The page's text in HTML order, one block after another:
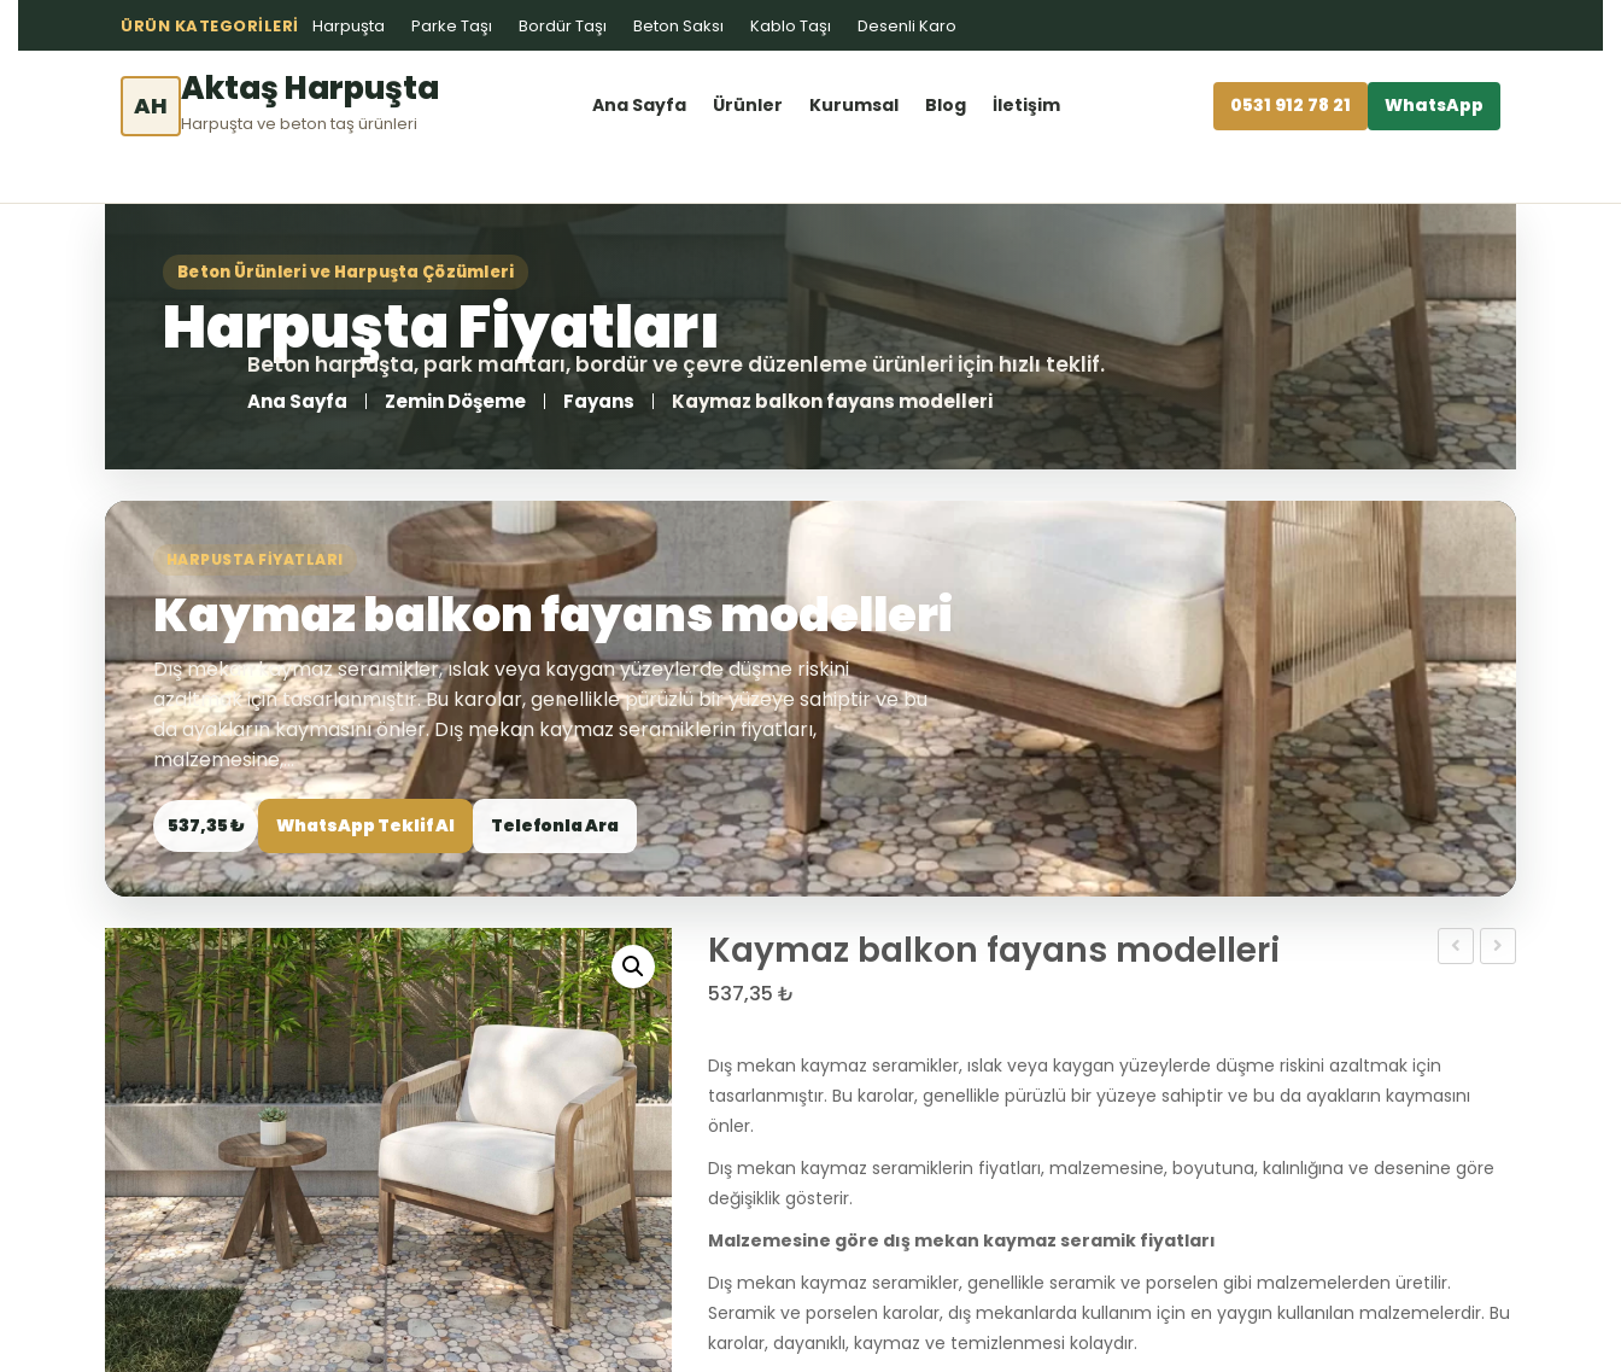
ÜRÜN KATEGORILERI Harpuşta Parke Taşı Bordür Taşı Beton Saksı Kablo Taşı Desenli Karo
AH Aktaş Harpuşta
Harpuşta ve beton taş ürünleri
Ana Sayfa Ürünler Kurumsal Blog İletişim 0531 912 78 21 WhatsApp
Ana Sayfa Zemin Döşeme Fayans Kaymaz balkon fayans modelleri
HARPUSTA FIYATLARI
Kaymaz balkon fayans modelleri
Dış mekan kaymaz seramikler, ıslak veya kaygan yüzeylerde düşme riskini
azaltmak için tasarlanmıştır. Bu karolar, genellikle pürüzlü bir yüzeye sahiptir ve bu
da ayakların kaymasını önler. Dış mekan kaymaz seramiklerin fiyatları,
malzemesine,...
537,35 ₺ WhatsApp Teklif Al Telefonla Ara
Kaymaz balkon fayans modelleri
537,35 ₺
Dış mekan kaymaz seramikler, ıslak veya kaygan yüzeylerde düşme riskini azaltmak için
tasarlanmıştır. Bu karolar, genellikle pürüzlü bir yüzeye sahiptir ve bu da ayakların kaymasını
önler.
Dış mekan kaymaz seramiklerin fiyatları, malzemesine, boyutuna, kalınlığına ve desenine göre
değişiklik gösterir.
Malzemesine göre dış mekan kaymaz seramik fiyatları
Dış mekan kaymaz seramikler, genellikle seramik ve porselen gibi malzemelerden üretilir.
Seramik ve porselen karolar, dış mekanlarda kullanım için en yaygın kullanılan malzemelerdir. Bu
karolar, dayanıklı, kaymaz ve temizlenmesi kolaydır.